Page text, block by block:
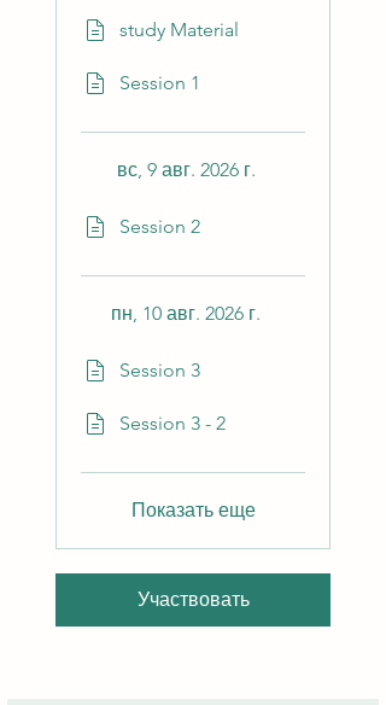
study Material
Session 1
вс, 9 авг. 2026 г.
Session 2
пн, 10 авг. 2026 г.
Session 3
Session 3 - 2
Показать еще
Участвовать